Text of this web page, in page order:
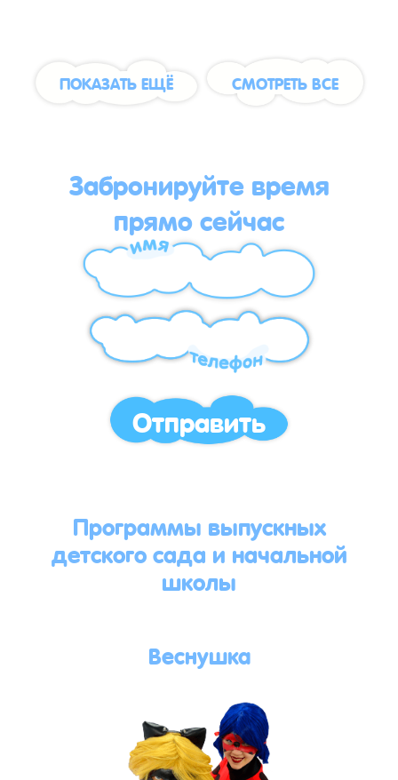
ПОКАЗАТЬ ЕЩЁ СМОТРЕТЬ ВСЕ
Забронируйте время
прямо сейчас
Отправить
Программы выпускных
детского сада и начальной
школы
Веснушка